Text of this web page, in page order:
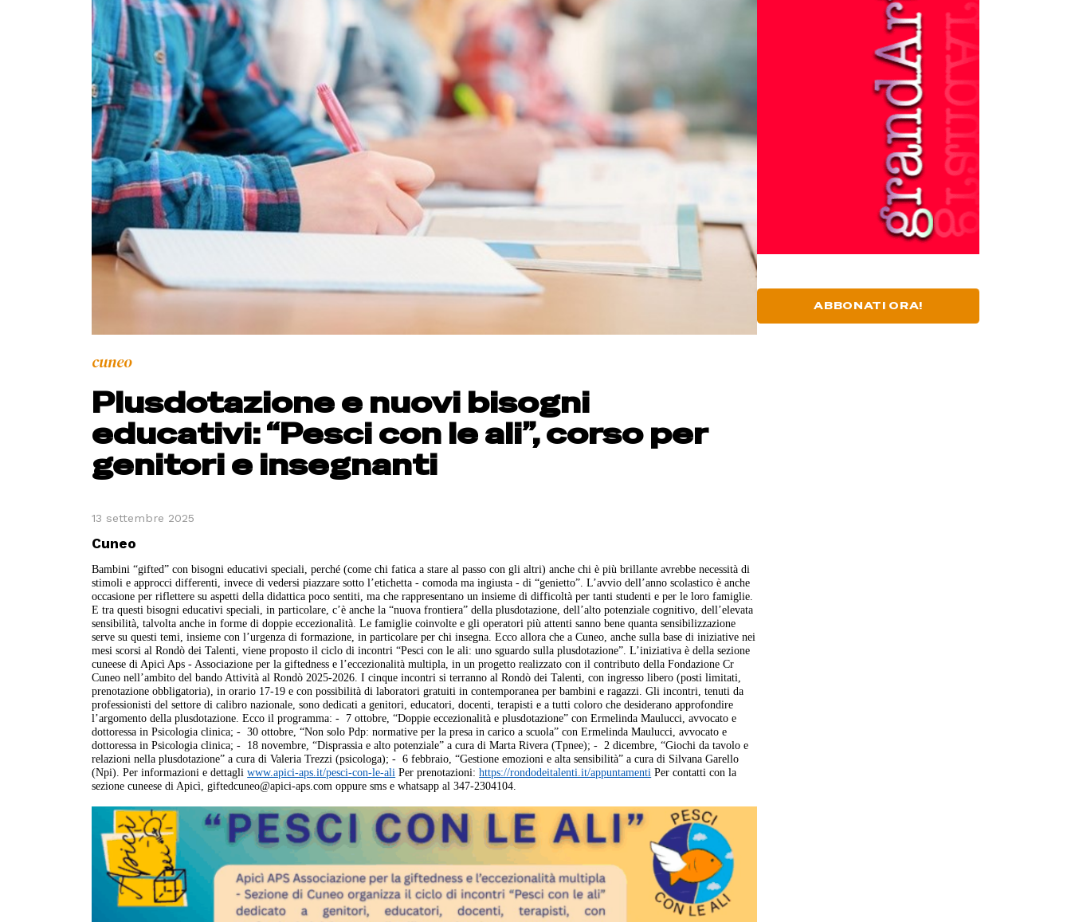
cuneo
Plusdotazione e nuovi bisogni
educativi: “Pesci con le ali”, corso per
genitori e insegnanti
13 settembre 2025
Cuneo
Bambini “gifted” con bisogni educativi speciali, perché (come chi fatica a stare al passo con gli altri) anche chi è più brillante avrebbe necessità di
stimoli e approcci differenti, invece di vedersi piazzare sotto l’etichetta - comoda ma ingiusta - di “genietto”. L’avvio dell’anno scolastico è anche
occasione per riflettere su aspetti della didattica poco sentiti, ma che rappresentano un insieme di difficoltà per tanti studenti e per le loro famiglie.
E tra questi bisogni educativi speciali, in particolare, c’è anche la “nuova frontiera” della plusdotazione, dell’alto potenziale cognitivo, dell’elevata
sensibilità, talvolta anche in forme di doppie eccezionalità. Le famiglie coinvolte e gli operatori più attenti sanno bene quanta sensibilizzazione
serve su questi temi, insieme con l’urgenza di formazione, in particolare per chi insegna. Ecco allora che a Cuneo, anche sulla base di iniziative nei
mesi scorsi al Rondò dei Talenti, viene proposto il ciclo di incontri “Pesci con le ali: uno sguardo sulla plusdotazione”. L’iniziativa è della sezione
cuneese di Apicì Aps - Associazione per la giftedness e l’eccezionalità multipla, in un progetto realizzato con il contributo della Fondazione Cr
Cuneo nell’ambito del bando Attività al Rondò 2025-2026. I cinque incontri si terranno al Rondò dei Talenti, con ingresso libero (posti limitati,
prenotazione obbligatoria), in orario 17-19 e con possibilità di laboratori gratuiti in contemporanea per bambini e ragazzi. Gli incontri, tenuti da
professionisti del settore di calibro nazionale, sono dedicati a genitori, educatori, docenti, terapisti e a tutti coloro che desiderano approfondire
l’argomento della plusdotazione. Ecco il programma: - 7 ottobre, “Doppie eccezionalità e plusdotazione” con Ermelinda Maulucci, avvocato e
dottoressa in Psicologia clinica; - 30 ottobre, “Non solo Pdp: normative per la presa in carico a scuola” con Ermelinda Maulucci, avvocato e
dottoressa in Psicologia clinica; - 18 novembre, “Disprassia e alto potenziale” a cura di Marta Rivera (Tpnee); - 2 dicembre, “Giochi da tavolo e
relazioni nella plusdotazione” a cura di Valeria Trezzi (psicologa); - 6 febbraio, “Gestione emozioni e alta sensibilità” a cura di Silvana Garello
(Npi). Per informazioni e dettagliwww.apici-aps.it/pesci-con-le-ali Per prenotazioni:https://rondodeitalenti.it/appuntamenti Per contatti con la
sezione cuneese di Apicì, giftedcuneo@apici-aps.com oppure sms e whatsapp al 347-2304104.
ABBONATI ORA!